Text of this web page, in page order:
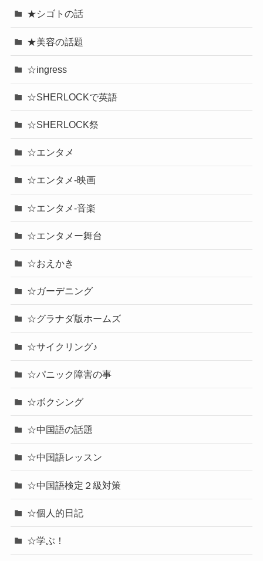
★シゴトの話
★美容の話題
☆ingress
☆SHERLOCKで英語
☆SHERLOCK祭
☆エンタメ
☆エンタメ-映画
☆エンタメ-音楽
☆エンタメー舞台
☆おえかき
☆ガーデニング
☆グラナダ版ホームズ
☆サイクリング♪
☆パニック障害の事
☆ボクシング
☆中国語の話題
☆中国語レッスン
☆中国語検定２級対策
☆個人的日記
☆学ぶ！